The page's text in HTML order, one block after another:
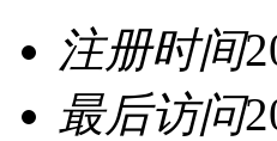
注册时间
最后访问